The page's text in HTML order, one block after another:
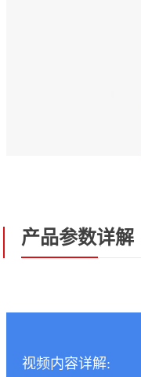
产品参数详解
视频内容详解: